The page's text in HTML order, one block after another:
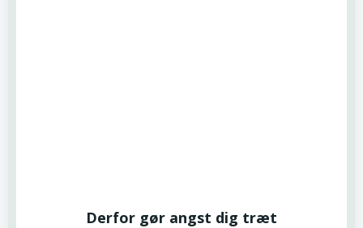
Derfor gør angst dig træt